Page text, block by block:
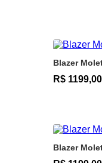
Blazer
R$ 1199,00
Blazer